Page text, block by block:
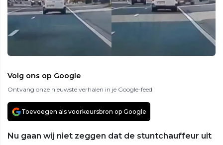
Volg ons op Google
Ontvang onze nieuwste verhalen in je Google-feed
Toevoegen als voorkeursbron op Google
Nu gaan wij niet zeggen dat de stuntchauffeur uit